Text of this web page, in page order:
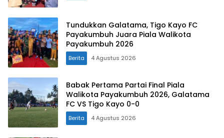
Tundukkan Galatama, Tigo Kayo FC
Payakumbuh Juara Piala Walikota
Payakumbuh 2026
Berita 4 Agustus 2026
Babak Pertama Partai Final Piala
Walikota Payakumbuh 2026, Galatama
FC VS Tigo Kayo 0-0
Berita 4 Agustus 2026